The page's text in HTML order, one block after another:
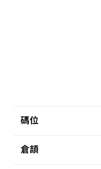
碼位
倉頡